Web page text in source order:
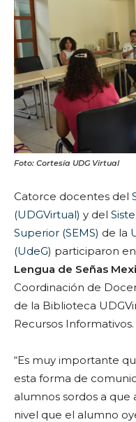
Foto: Cortesía UDG Virtual
Catorce docentes del
(UDGVirtual) y del
Superior (SEMS) de la
(UdeG) participaron
Lengua de Señas
Coordinación de
de la Biblioteca
Recursos Informativos.
“Es muy importante
esta forma de
alumnos sordos a
nivel que el alumno